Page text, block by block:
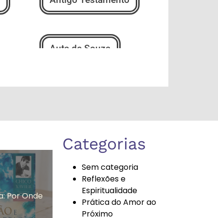
Auta de Souza
Bússola Espiritual
Carnaval
Por Onde
Categorias
Sem categoria
Reflexões e
Espiritualidade
Prática do Amor ao
Próximo